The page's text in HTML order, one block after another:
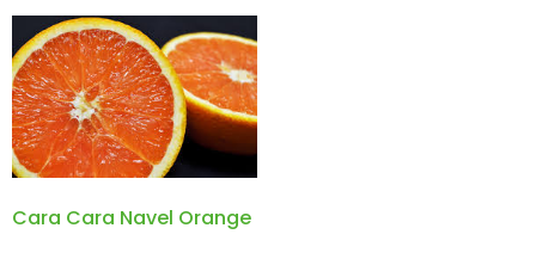
Cara Cara Navel Orange